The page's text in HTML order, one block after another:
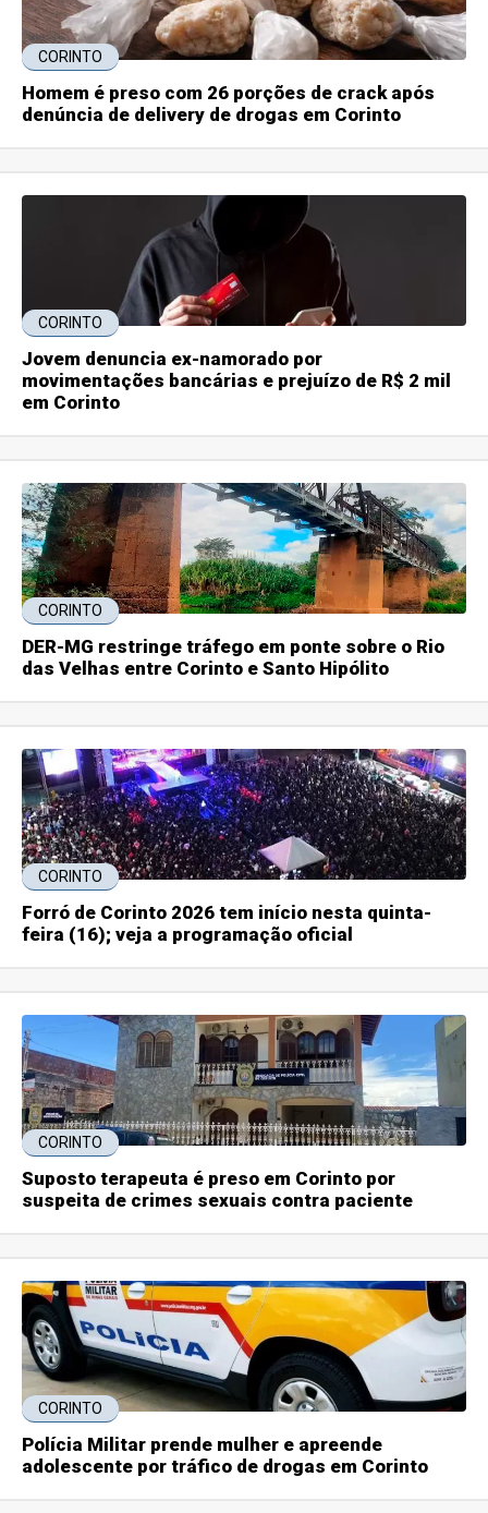
CORINTO
Homem é preso com 26 porções de crack após
denúncia de delivery de drogas em Corinto
CORINTO
Jovem denuncia ex-namorado por
movimentações bancárias e prejuízo de R$ 2 mil
em Corinto
CORINTO
DER-MG restringe tráfego em ponte sobre o Rio
das Velhas entre Corinto e Santo Hipólito
CORINTO
Forró de Corinto 2026 tem início nesta quinta-
feira (16); veja a programação oficial
CORINTO
Suposto terapeuta é preso em Corinto por
suspeita de crimes sexuais contra paciente
CORINTO
Polícia Militar prende mulher e apreende
adolescente por tráfico de drogas em Corinto